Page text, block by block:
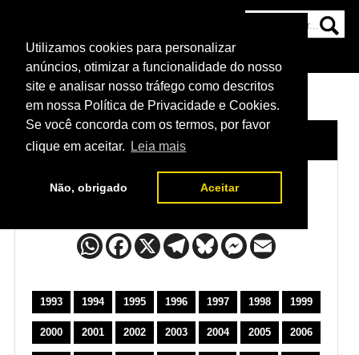
Utilizamos cookies para personalizar
anúncios, otimizar a funcionalidade do nosso
site e analisar nosso tráfego como descritos
em nossa Política de Privacidade e Cookies.
Se você concorda com os termos, por favor
clique em aceitar.
Leia mais
Não, obrigado Aceitar
NOTÍCIAS
HOME POSTERS DO UFC
Posters do UFC
1993 1994 1995 1996 1997 1998 1999
2000 2001 2002 2003 2004 2005 2006